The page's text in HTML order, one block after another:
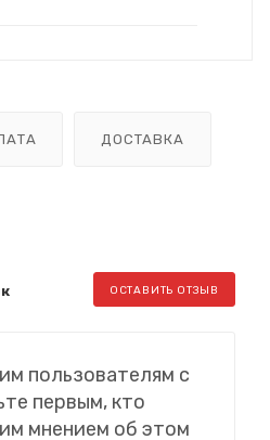
ДОСТАВКА
ОСТАВИТЬ ОТЗЫВ
пользователям с
первым, кто
мнением об этом